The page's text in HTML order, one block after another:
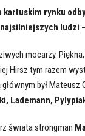
rynku
ludzi
mocarzy.
Hirsz tym razem
był
Lademann,
świata strongman